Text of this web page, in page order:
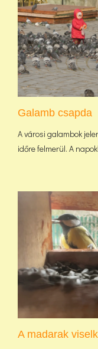
Galamb csapda
A városi galambok
időre felmerül. A
A madarak